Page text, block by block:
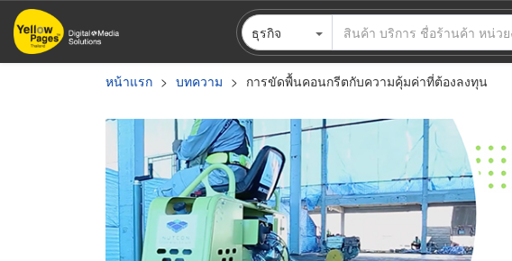
ข้าม
ไป
ธุรกิจ
หน้าแรก บทความ การขัดพื้นคอนกรีตกับความคุ้มค่าที่ต้องลงทุน